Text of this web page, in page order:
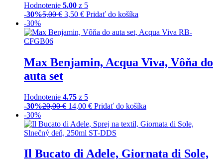
Hodnotenie 5.00 z 5
-30%5,00€ 3,50 € Pridať do košíka
-30%
Max Benjamin, Acqua Viva, Vôňa do
auta set
Hodnotenie 4.75 z 5
-30%20,00€ 14,00 € Pridať do košíka
-30%
Il Bucato di Adele, Giornata di Sole,